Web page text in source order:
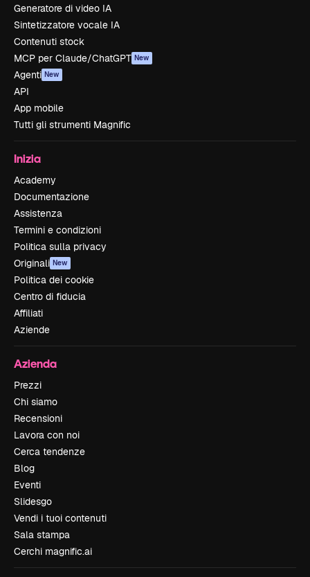
Generatore di video IA
Sintetizzatore vocale IA
Contenuti stock
MCP per Claude/ChatGPT New
Agenti New
API
App mobile
Tutti gli strumenti Magnific
Inizia
Academy
Documentazione
Assistenza
Termini e condizioni
Politica sulla privacy
Originali New
Politica dei cookie
Centro di fiducia
Affiliati
Aziende
Azienda
Prezzi
Chi siamo
Recensioni
Lavora con noi
Cerca tendenze
Blog
Eventi
Slidesgo
Vendi i tuoi contenuti
Sala stampa
Cerchi magnific.ai